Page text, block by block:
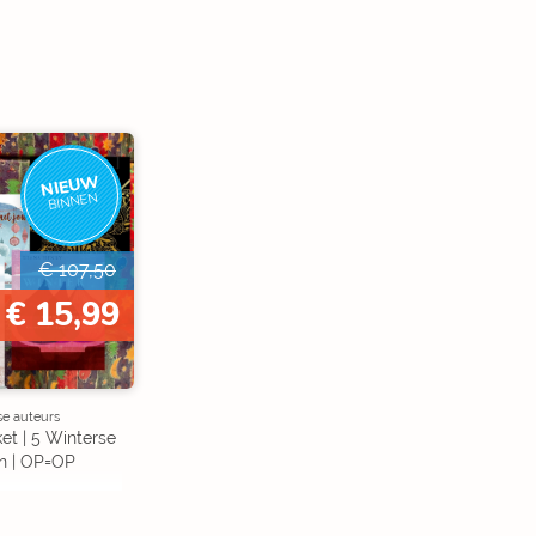
NIEUW
BINNEN
€ 107,50
€ 15,99
auteurs
| 5 Winterse
| OP=OP